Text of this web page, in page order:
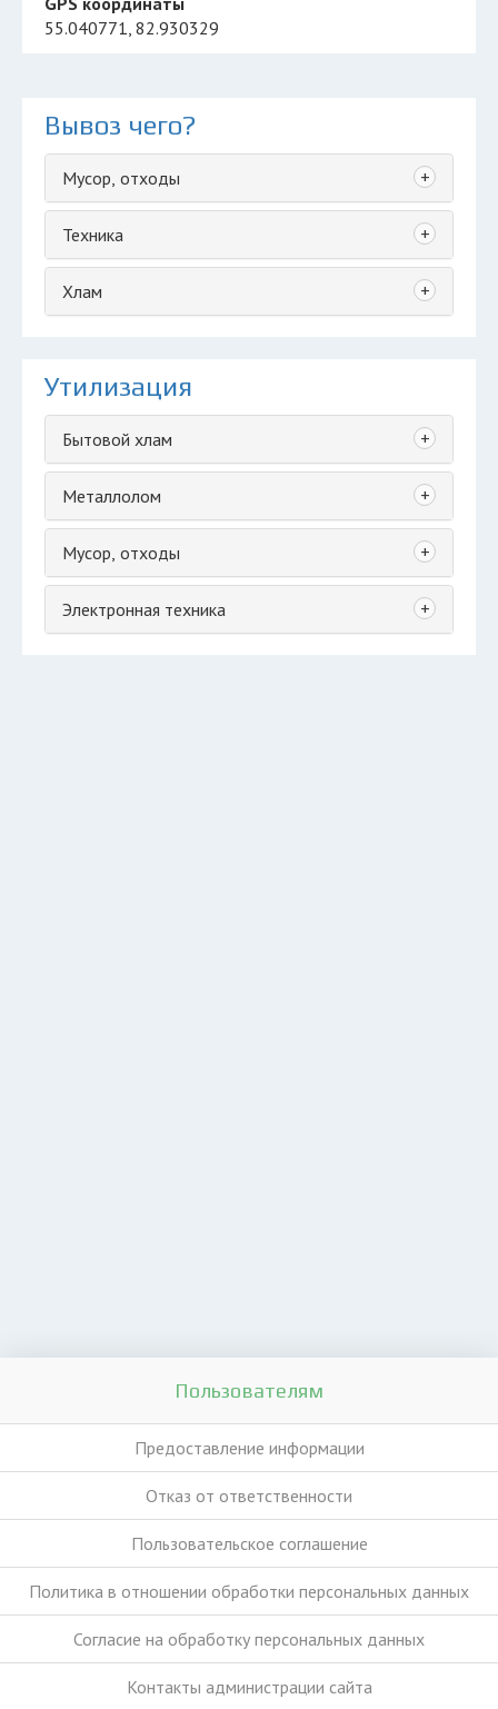
55.040771, 82.930329
Вывоз чего?
Мусор, отходы +
Техника +
Хлам +
Утилизация
Бытовой хлам +
Металлолом +
Мусор, отходы +
Электронная техника +
Пользователям
Предоставление информации
Отказ от ответственности
Пользовательское соглашение
Политика в отношении обработки персональных данных
Согласие на обработку персональных данных
Контакты администрации сайта